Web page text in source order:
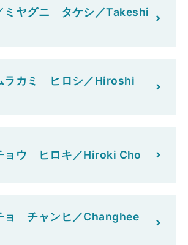
ヤグニ タケシ／Takeshi
カミ ヒロシ／Hiroshi
ウ ヒロキ／Hiroki Cho
チャンヒ／Changhee